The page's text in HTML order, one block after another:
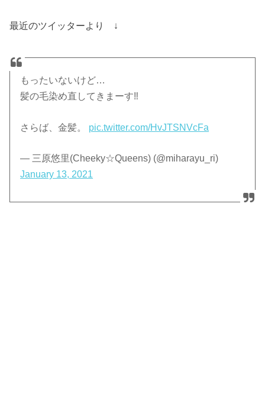
最近のツイッターより ↓
もったいないけど…
髪の毛染め直してきまーす‼︎
さらば、金髪。 pic.twitter.com/HvJTSNVcFa
— 三原悠里(Cheeky☆Queens) (@miharayu_ri)
January 13, 2021